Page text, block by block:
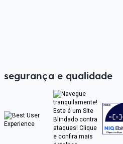
segurança e qualidade